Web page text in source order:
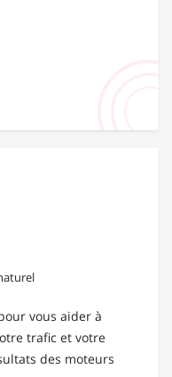
vous aider à
trafic et votre
des moteurs